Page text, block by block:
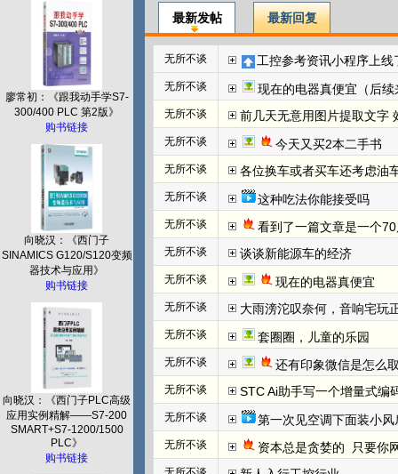
廖常初：《跟我动手学S7-
300/400 PLC 第2版》
购书链接
向晓汉：《西门子
SINAMICS G120/S120变频
器技术与应用》
购书链接
向晓汉：《西门子PLC高级
应用实例精解——S7-200
SMART+S7-1200/1500
PLC》
购书链接
最新发帖 最新回复
无所不谈 工控参考资讯小程序上线
无所不谈 现在的电器真便宜（后续
无所不谈 前几天无意用图片提取文字
无所不谈 今天又买2本二手书
无所不谈 各位换车或者买车还考虑油
无所不谈 这种吃法你能接受吗
无所不谈 看到了一篇文章是一个
无所不谈 谈谈新能源车的经济
无所不谈 现在的电器真便宜
无所不谈 大雨滂沱叹奈何，音响宅玩
无所不谈 套圈圈，儿童的乐园
无所不谈 还有印象微信是怎么
无所不谈 STC Ai助手写一个增量式编
无所不谈 第一次见空调下面装小风
无所不谈 资本总是贪婪的  只要你